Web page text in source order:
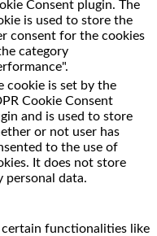
Consent plugin. The
is used to store the
consent for the cookies
category
cookie is set by the
Cookie Consent
and is used to store
or not user has
to the use of
It does not store
personal data.
functionalities like